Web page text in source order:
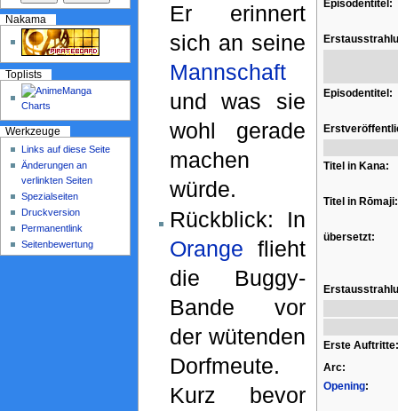
Episodentitel:
Episodentitel:
Titel in Kana:
Titel in Rōmaji:
übersetzt:
Erste Auftritte:
Arc:
Opening:
Er erinnert
sich an seine
Mannschaft
und was sie
wohl gerade
machen
würde.
Rückblick: In
Orange flieht
die Buggy-
Bande vor
der wütenden
Dorfmeute.
Kurz bevor
Nakama
Toplists
Werkzeuge
Links auf diese Seite
Änderungen an
verlinkten Seiten
Spezialseiten
Druckversion
Permanentlink
Seitenbewertung